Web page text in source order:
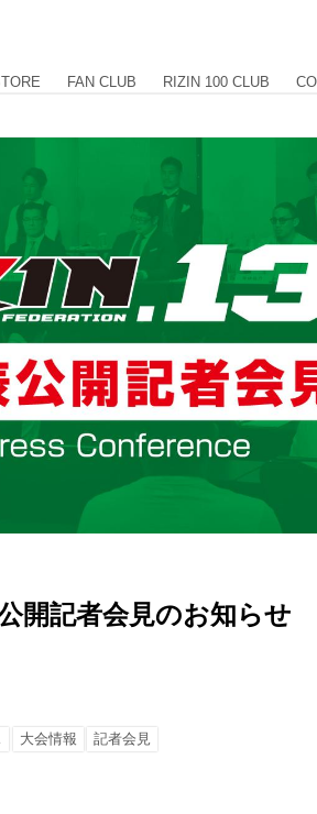
FAN CLUB RIZIN 100 CLUB
開記者会見のお知らせ
大会情報 記者会見